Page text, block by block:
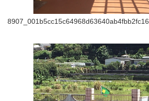
8907_001b5cc15c64968d63640ab4fbb2fc16